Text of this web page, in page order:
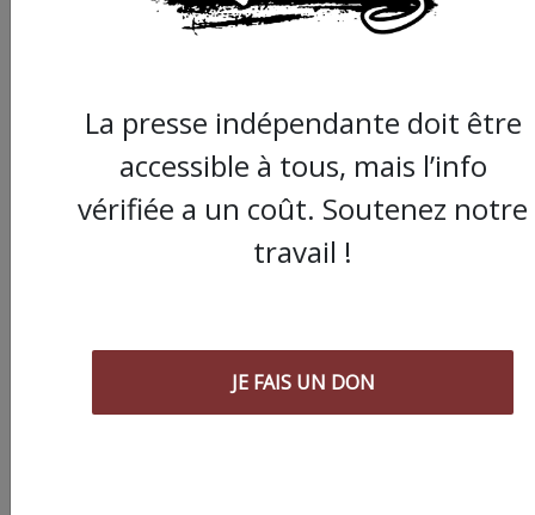
ARTICLE SUIVANT :
Syndicalisme : «
mettre le feu sur les
ronds-points et pas
La presse indépendante doit être
accessible à tous, mais l’info
vérifiée a un coût. Soutenez notre
travail !
JE FAIS UN DON